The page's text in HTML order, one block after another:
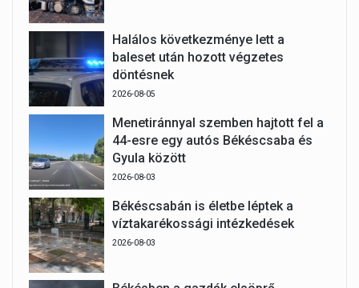
Halálos következménye lett a
baleset után hozott végzetes
döntésnek
2026-08-05
Menetiránnyal szemben hajtott fel a
44-esre egy autós Békéscsaba és
Gyula között
2026-08-03
Békéscsabán is életbe léptek a
víztakarékossági intézkedések
2026-08-03